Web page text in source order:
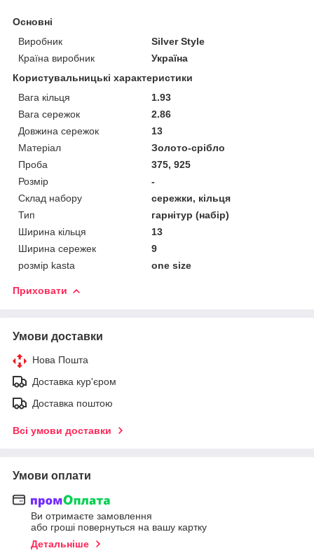
Основні
Виробник
Silver Style
Країна виробник
Україна
Користувальницькі характеристики
Вага кільця
1.93
Вага сережок
2.86
Довжина сережок
13
Матеріал
Золото-срібло
Проба
375, 925
Розмір
-
Склад набору
сережки, кільця
Тип
гарнітур (набір)
Ширина кільця
13
Ширина сережек
9
розмір kasta
one size
Приховати
Умови доставки
Нова Пошта
Доставка кур'єром
Доставка поштою
Всі умови доставки
Умови оплати
Ви отримаєте замовлення
або гроші повернуться на вашу картку
Детальніше